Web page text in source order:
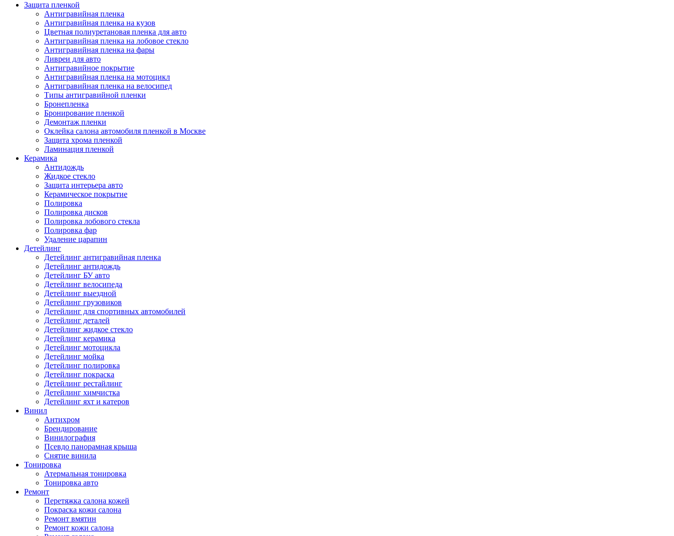
Защита пленкой
Антигравийная пленка
Антигравийная пленка на кузов
Цветная полиуретановая пленка для авто
Антигравийная пленка на лобовое стекло
Антигравийная пленка на фары
Ливреи для авто
Антигравийное покрытие
Антигравийная пленка на мотоцикл
Антигравийная пленка на велосипед
Типы антигравийной пленки
Бронепленка
Бронирование пленкой
Демонтаж пленки
Оклейка салона автомобиля пленкой в Москве
Защита хрома пленкой
Ламинация пленкой
Керамика
Антидождь
Жидкое стекло
Защита интерьера авто
Керамическое покрытие
Полировка
Полировка дисков
Полировка лобового стекла
Полировка фар
Удаление царапин
Детейлинг
Детейлинг антигравийная пленка
Детейлинг антидождь
Детейлинг БУ авто
Детейлинг велосипеда
Детейлинг выездной
Детейлинг грузовиков
Детейлинг для спортивных автомобилей
Детейлинг деталей
Детейлинг жидкое стекло
Детейлинг керамика
Детейлинг мотоцикла
Детейлинг мойка
Детейлинг полировка
Детейлинг покраска
Детейлинг рестайлинг
Детейлинг химчистка
Детейлинг яхт и катеров
Винил
Антихром
Брендирование
Винилография
Псевдо панорамная крыша
Снятие винила
Тонировка
Атермальная тонировка
Тонировка авто
Ремонт
Перетяжка салона кожей
Покраска кожи салона
Ремонт вмятин
Ремонт кожи салона